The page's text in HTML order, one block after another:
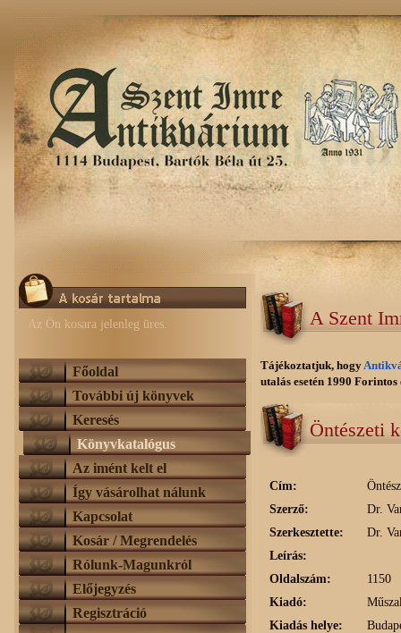
Az Ön kosara jelenleg üres.
Főoldal
További új könyvek
Keresés
Könyvkatalógus
Az imént kelt el
Így vásárolhat nálunk
Kapcsolat
Kosár / Megrendelés
Rólunk-Magunkról
Előjegyzés
Regisztráció
A Szent
Tájékoztatjuk, hogy
utalás esetén 1990
Öntészeti
Cím:
Szerző:
Dr.
Szerkesztette:
Dr.
Leírás:
Oldalszám:
1150
Kiadó:
Kiadás helye: